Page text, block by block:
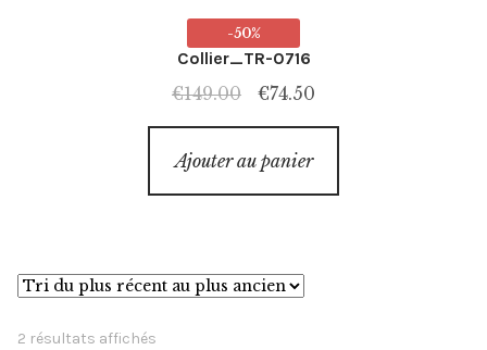
-50%
Collier_TR-0716
€149.00
Le
prix
initial
€74.50Le
prix
actuel
Ajouter au panier
2 résultats affichés